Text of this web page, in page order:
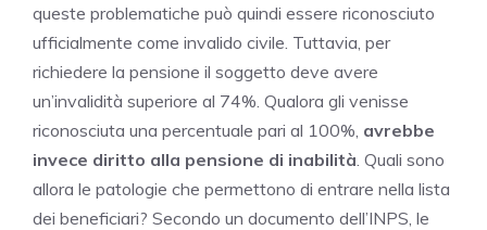
queste problematiche può quindi essere riconosciuto
ufficialmente come invalido civile. Tuttavia, per
richiedere la pensione il soggetto deve avere
un’invalidità superiore al 74%. Qualora gli venisse
riconosciuta una percentuale pari al 100%, avrebbe
invece diritto alla pensione di inabilità . Quali sono
allora le patologie che permettono di entrare nella lista
dei beneficiari? Secondo un documento dell’INPS, le